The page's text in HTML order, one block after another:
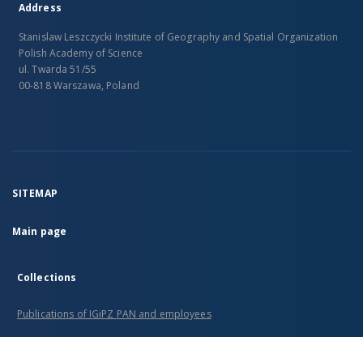
Address
Stanislaw Leszczycki Institute of Geography and Spatial Organization
Polish Academy of Science
ul. Twarda 51/55
00-818 Warszawa, Poland
SITEMAP
Main page
Collections
Publications of IGiPZ PAN and employees